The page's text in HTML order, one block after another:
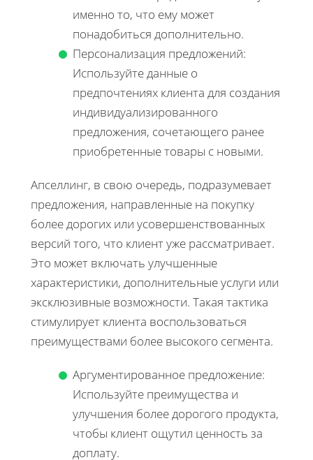
именно то, что ему может
понадобиться дополнительно.
Персонализация предложений:
Используйте данные о
предпочтениях клиента для создания
индивидуализированного
предложения, сочетающего ранее
приобретенные товары с новыми.
Апселлинг, в свою очередь, подразумевает
предложения, направленные на покупку
более дорогих или усовершенствованных
версий того, что клиент уже рассматривает.
Это может включать улучшенные
характеристики, дополнительные услуги или
эксклюзивные возможности. Такая тактика
стимулирует клиента воспользоваться
преимуществами более высокого сегмента.
Аргументированное предложение:
Используйте преимущества и
улучшения более дорогого продукта,
чтобы клиент ощутил ценность за
доплату.